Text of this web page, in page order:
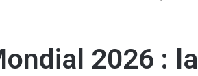
2026 : la